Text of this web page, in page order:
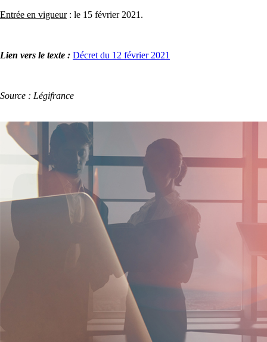
Entrée en vigueur: le 15 février 2021.
Lien vers le texte : Décret du 12 février 2021
Source : Légifrance